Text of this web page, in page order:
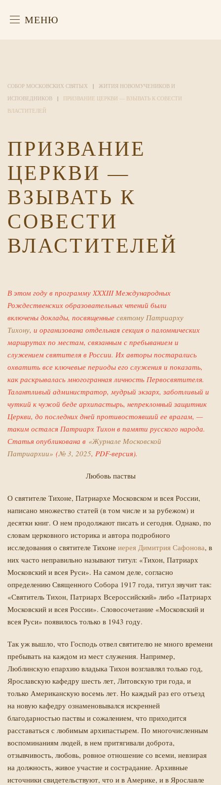
МЕНЮ
СОБОР МОСКОВСКИХ СВЯТЫХ
ЖИТИЯ НОВОМУЧЕНИКОВ И
ИСПОВЕДНИКОВ
ПРИЗВАНИЕ ЦЕРКВИ — ВЗЫВАТЬ К СОВЕСТИ
ВЛАСТИТЕЛЕЙ
ПРИЗВАНИЕ
ЦЕРКВИ —
ВЗЫВАТЬ К
СОВЕСТИ
ВЛАСТИТЕЛЕЙ
В этом году в программу XXXIII Международных
Рождественских образовательных чтений были
включены доклады, посвященные святому Патриарху
Тихону, и организована отдельная секция о паломнических
маршрутах по местам, связанным с пребыванием и
служением святителя в России. Их авторы постарались
охватить все ключевые периоды его служения и показать,
как раскрывалась многогранная личность Первосвятителя.
Талантливый администратор, мудрый экзарх, заботливый и
чуткий к чужой беде архипастырь, непреклонный защитник
Церкви, до последних дней противостоявший ее врагам, —
таким остался Патриарх Тихон в памяти русского народа.
Статья опубликована в «Журнале Московской
Патриархии» (№ 3, 2025, PDF-версия).
Любовь паствы
О святителе Тихоне, Патриархе Московском и всея России,
написано множество статей (в том числе и за рубежом) и
десятки книг. О нем продолжают писать и сегодня. Однако, по
словам церковного историка и автора подробного
исследования о святителе Тихоне иерея Димитрия Сафонова, в
них часто неправильно называют титул: «Тихон, Патриарх
Московский и всея Руси». На самом деле, согласно
определению Священного Собора 1917 года, титул звучит так:
«Святитель Тихон, Патриарх Всероссийский» либо «Патриарх
Московский и всея России». Словосочетание «Московский и
всея Руси» появилось только в 1943 году.
Так уж вышло, что Господь отвел святителю не много времени
пребывать на каждом из мест служения. Например,
Люблинскую епархию владыка Тихон возглавлял только год,
Ярославскую кафедру шесть лет, Литовскую три года, и
только Американскую восемь лет. Но каждый раз его отъезд
на новую кафедру ознаменовывался искренней
благодарностью паствы и сожалением, что приходится
расставаться с любимым архипастырем. По многочисленным
воспоминаниям людей, в нем притягивали доброта,
отзывчивость, любовь, ровное отношение со всеми, невзирая
на должность, живое участие и сострадание. Архивные
источники свидетельствуют, что и в Америке, и в Яро­славле